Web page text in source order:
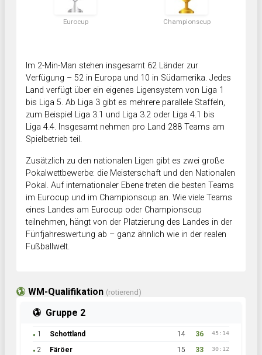
Eurocup Championscup
Im 2-Min-Man stehen insgesamt 62 Länder zur
Verfügung – 52 in Europa und 10 in Südamerika. Jedes
Land verfügt über ein eigenes Ligensystem von Liga 1
bis Liga 5. Ab Liga 3 gibt es mehrere parallele Staffeln,
zum Beispiel Liga 3.1 und Liga 3.2 oder Liga 4.1 bis
Liga 4.4. Insgesamt nehmen pro Land 288 Teams am
Spielbetrieb teil.
Zusätzlich zu den nationalen Ligen gibt es zwei große
Pokalwettbewerbe: die Meisterschaft und den Nationalen
Pokal. Auf internationaler Ebene treten die besten Teams
im Eurocup und im Championscup an. Wie viele Teams
eines Landes am Eurocup oder Championscup
teilnehmen, hängt von der Platzierung des Landes in der
Fünfjahreswertung ab – ganz ähnlich wie in der realen
Fußballwelt.
WM-Qualifikation (rotierend)
Gruppe 2
● 1 Schottland 14 36 45:14
● 2 Färöer 15 33 30:12